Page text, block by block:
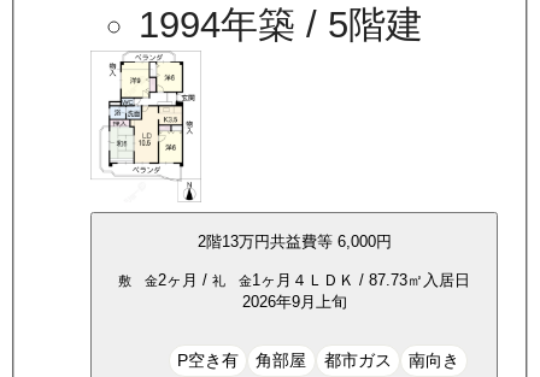
1994年築 / 5階建
2階13万円共益費等 6,000円
敷 金2ヶ月 / 礼 金1ヶ月 ４ＬＤＫ / 87.73㎡ 入居日
2026年9月上旬
P空き有 角部屋 都市ガス 南向き